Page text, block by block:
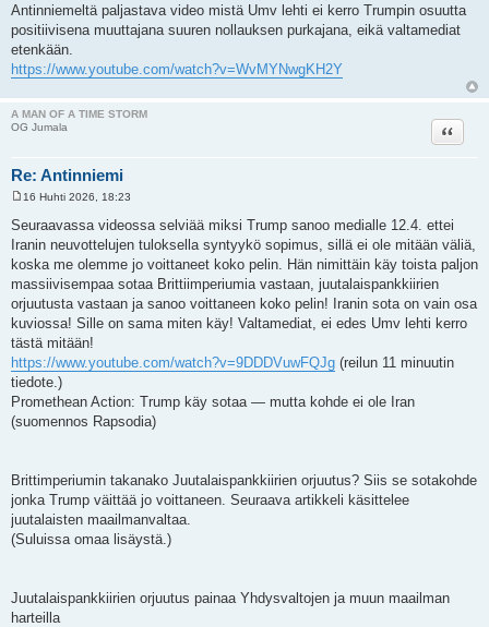
Antinniemeltä paljastava video mistä Umv lehti ei kerro Trumpin osuutta
positiivisena muuttajana suuren nollauksen purkajana, eikä valtamediat
etenkään.
https://www.youtube.com/watch?v=WvMYNwgKH2Y
A MAN OF A TIME STORM
OG Jumala
Re: Antinniemi
Lainaa
e
s
i
16 Huhti 2026, 18:23
Seuraavassa videossa selviää miksi Trump sanoo medialle 12.4. ettei
Iranin neuvottelujen tuloksella syntyykö sopimus, sillä ei ole mitään väliä,
koska me olemme jo voittaneet koko pelin. Hän nimittäin käy toista paljon
massiivisempaa sotaa Brittiimperiumia vastaan, juutalaispankkiirien
orjuutusta vastaan ja sanoo voittaneen koko pelin! Iranin sota on vain osa
kuviossa! Sille on sama miten käy! Valtamediat, ei edes Umv lehti kerro
tästä mitään!
https://www.youtube.com/watch?v=9DDDVuwFQJg (reilun 11 minuutin
tiedote.)
Promethean Action: Trump käy sotaa — mutta kohde ei ole Iran
(suomennos Rapsodia)
Brittimperiumin takanako Juutalaispankkiirien orjuutus? Siis se sotakohde
jonka Trump väittää jo voittaneen. Seuraava artikkeli käsittelee
juutalaisten maailmanvaltaa.
(Suluissa omaa lisäystä.)
Juutalaispankkiirien orjuutus painaa Yhdysvaltojen ja muun maailman
harteilla